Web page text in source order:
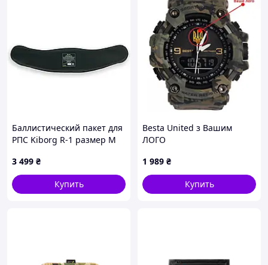
Баллистический пакет для
РПС Kiborg R-1 размер М
3 499 ₴
Купить
Besta United з Вашим
ЛОГО
1 989 ₴
Купить